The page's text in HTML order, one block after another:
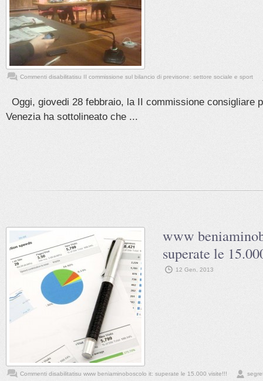
Commenti disabilitatisu II commissione sul bilancio di previsone: settore sociale e sport
Oggi, giovedi 28 febbraio, la II commissione consigliare
Venezia ha sottolineato che ...
www
superate le
12 Gen, 2013
Commenti disabilitatisu www beniaminoboscolo it: superate le 15.000 visite!!!